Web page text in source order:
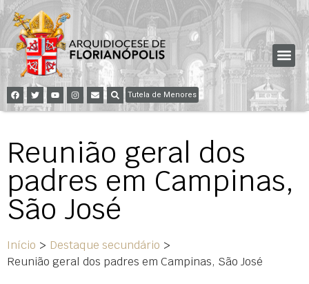
Tutela de Menores
Reunião geral dos
padres em Campinas,
São José
Início > Destaque secundário >
Reunião geral dos padres em Campinas, São José